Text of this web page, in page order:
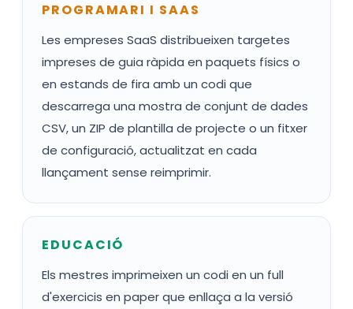
PROGRAMARI I SAAS
Les empreses SaaS distribueixen targetes
impreses de guia ràpida en paquets físics o
en estands de fira amb un codi que
descarrega una mostra de conjunt de dades
CSV, un ZIP de plantilla de projecte o un fitxer
de configuració, actualitzat en cada
llançament sense reimprimir.
EDUCACIÓ
Els mestres imprimeixen un codi en un full
d'exercicis en paper que enllaça a la versió